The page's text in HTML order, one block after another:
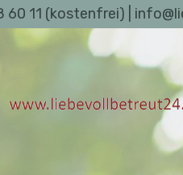
11 (kostenfrei) |